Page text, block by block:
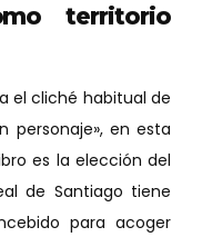
territorio
el cliché habitual de
personaje», en esta
es la elección del
de Santiago tiene
para acoger